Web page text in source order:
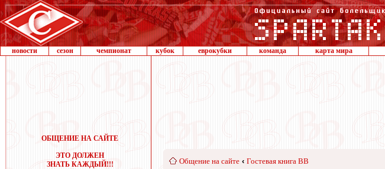
новости сезон чемпионат кубок еврокубки команда карта мира
ОБЩЕНИЕ НА САЙТЕ
ЭТО ДОЛЖЕН
ЗНАТЬ КАЖДЫЙ!!!
Общение на сайте ‹ Гостевая книга ВВ